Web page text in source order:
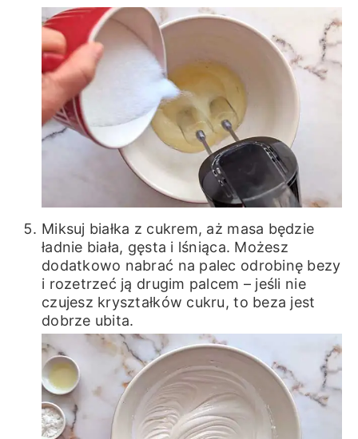
Miksuj białka z cukrem, aż masa będzie
ładnie biała, gęsta i lśniąca. Możesz
dodatkowo nabrać na palec odrobinę bezy
i rozetrzeć ją drugim palcem – jeśli nie
czujesz kryształków cukru, to beza jest
dobrze ubita.